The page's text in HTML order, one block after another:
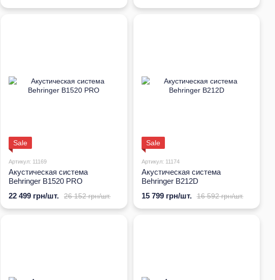
Sale
Артикул: 11169
Акустическая система
Behringer B1520 PRO
26 152 грн/шт.
22 499 грн/шт.
Sale
Артикул: 11174
Акустическая система
Behringer B212D
16 592 грн/шт.
15 799 грн/шт.